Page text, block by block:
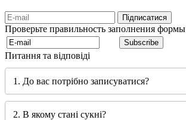
Проверьте правильность заполнения формы
Питання та відповіді
1. До вас потрібно записуватися?
2. В якому стані сукні?